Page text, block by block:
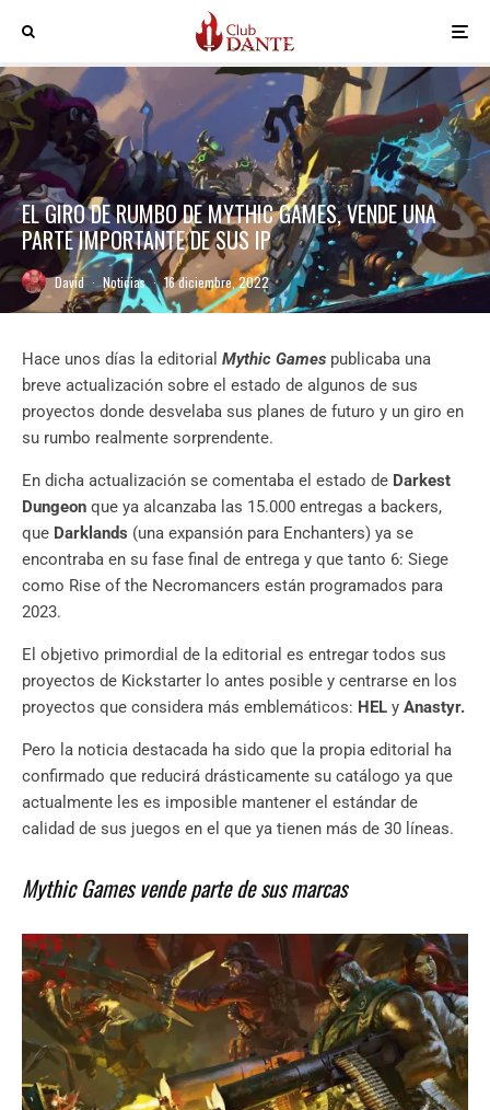
EL GIRO DE RUMBO DE MYTHIC GAMES, VENDE UNA
PARTE IMPORTANTE DE SUS IP
David · Noticias · 16 diciembre, 2022
Hace unos días la editorial Mythic Games publicaba una
breve actualización sobre el estado de algunos de sus
proyectos donde desvelaba sus planes de futuro y un giro en
su rumbo realmente sorprendente.
En dicha actualización se comentaba el estado de Darkest
Dungeon que ya alcanzaba las 15.000 entregas a backers,
que Darklands (una expansión para Enchanters) ya se
encontraba en su fase final de entrega y que tanto 6: Siege
como Rise of the Necromancers están programados para
2023.
El objetivo primordial de la editorial es entregar todos sus
proyectos de Kickstarter lo antes posible y centrarse en los
proyectos que considera más emblemáticos: HEL y Anastyr.
Pero la noticia destacada ha sido que la propia editorial ha
confirmado que reducirá drásticamente su catálogo ya que
actualmente les es imposible mantener el estándar de
calidad de sus juegos en el que ya tienen más de 30 líneas.
Mythic Games vende parte de sus marcas